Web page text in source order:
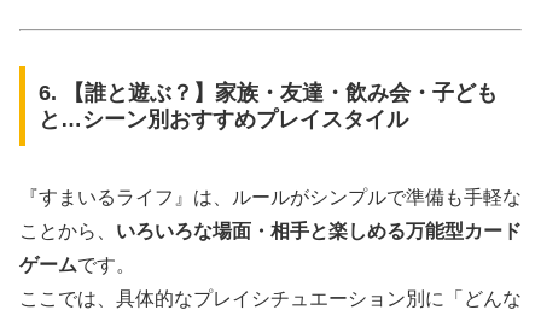
6. 【誰と遊ぶ？】家族・友達・飲み会・子ども
と…シーン別おすすめプレイスタイル
『すまいるライフ』は、ルールがシンプルで準備も手軽な
ことから、 いろいろな場面・相手と楽しめる万能型カード
ゲームです。
ここでは、具体的なプレイシチュエーション別に「どんな